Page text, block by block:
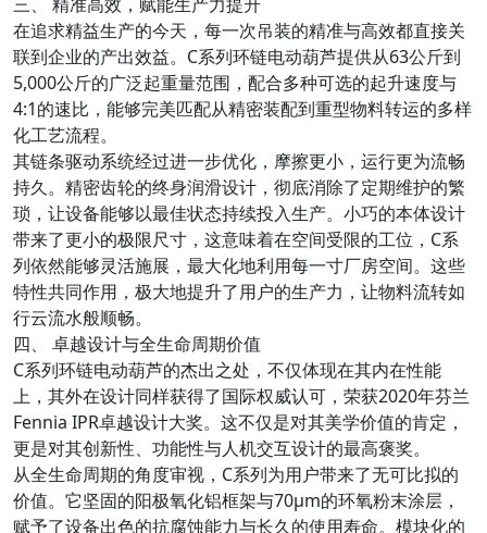
在追求精益生产的今天，每一次吊装的精准与高效都直接关
联到企业的产出效益。C系列环链电动葫芦提供从63公斤到
5,000公斤的广泛起重量范围，配合多种可选的起升速度与
4:1的速比，能够完美匹配从精密装配到重型物料转运的多样
化工艺流程。
其链条驱动系统经过进一步优化，摩擦更小，运行更为流畅
持久。精密齿轮的终身润滑设计，彻底消除了定期维护的繁
琐，让设备能够以最佳状态持续投入生产。小巧的本体设计
带来了更小的极限尺寸，这意味着在空间受限的工位，C系
列依然能够灵活施展，最大化地利用每一寸厂房空间。这些
特性共同作用，极大地提升了用户的生产力，让物料流转如
行云流水般顺畅。
四、 卓越设计与全生命周期价值
C系列环链电动葫芦的杰出之处，不仅体现在其内在性能
上，其外在设计同样获得了国际权威认可，荣获2020年芬兰
Fennia IPR卓越设计大奖。这不仅是对其美学价值的肯定，
更是对其创新性、功能性与人机交互设计的最高褒奖。
从全生命周期的角度审视，C系列为用户带来了无可比拟的
价值。它坚固的阳极氧化铝框架与70μm的环氧粉末涂层，
赋予了设备出色的抗腐蚀能力与长久的使用寿命。模块化的